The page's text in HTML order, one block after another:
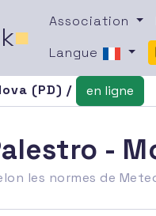
■
Association
Langue
(PD) / en ligne
-
les normes de